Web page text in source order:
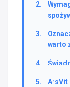
warto
ArsVit